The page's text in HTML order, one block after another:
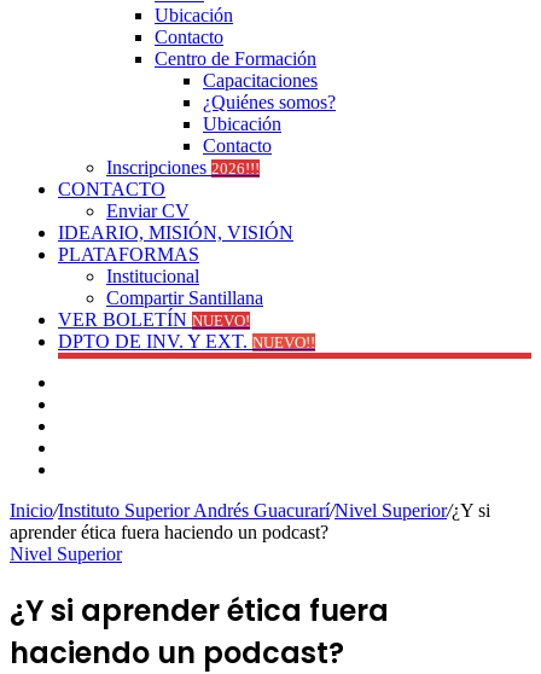
Ubicación
Contacto
Centro de Formación
Capacitaciones
¿Quiénes somos?
Ubicación
Contacto
Inscripciones 2026!!!
CONTACTO
Enviar CV
IDEARIO, MISIÓN, VISIÓN
PLATAFORMAS
Institucional
Compartir Santillana
VER BOLETÍN NUEVO!
DPTO DE INV. Y EXT. NUEVO!!
Inicio/Instituto Superior Andrés Guacurarí/Nivel Superior/¿Y si
aprender ética fuera haciendo un podcast?
Nivel Superior
¿Y si aprender ética fuera
haciendo un podcast?